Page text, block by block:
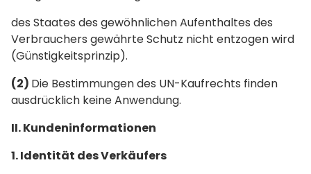
des Staates des gewöhnlichen Aufenthaltes des
Verbrauchers gewährte Schutz nicht entzogen wird
(Günstigkeitsprinzip).
(2) Die Bestimmungen des UN-Kaufrechts finden
ausdrücklich keine Anwendung.
II. Kundeninformationen
1. Identität des Verkäufers